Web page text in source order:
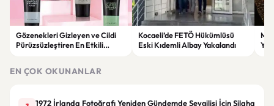
Gözenekleri Gizleyen ve Cildi
Pürüzsüzleştiren En Etkili
Kocaeli’de FETÖ Hükümlüsü
Eski Kıdemli Albay Yakalandı
EN ÇOK OKUNANLAR
1972 İrlanda Fotoğrafı Yeniden Gündemde Sevgilisi İçin Silaha